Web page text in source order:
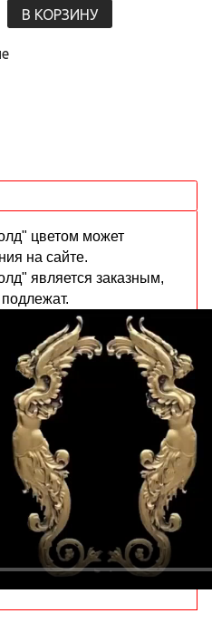
В КОРЗИНУ
цветом может
на сайте.
является заказным,